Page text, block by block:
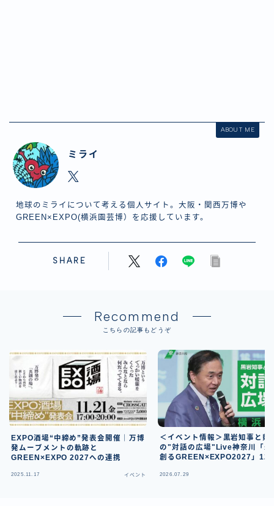
ABOUT ME
ミライ
地球のミライについて考える個人サイト。大阪・関西万博や
GREEN×EXPO(横浜園芸博）を応援しています。
SHARE
Recommend
こちらの記事もどうぞ
EXPO酒場“中締め”発表会開催｜万博
発ムーブメントの軌跡と
GREEN×EXPO 2027への連携
2025.11.17 イベント
＜イベント情報＞黒岩知事と県
の"対話の広場"Live神奈川「未
創るGREEN×EXPO2027」12
2026.07.29